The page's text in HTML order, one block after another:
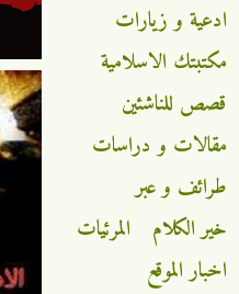
ادعية و زيارات
مكتبتك الاسلامية
قصص للناشئين
مقالات و دراسات
طرائف و عبر
خير الكلام
المرئيات
اخبار الموقع